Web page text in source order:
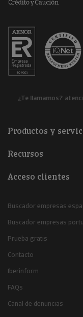
¿Te llamamos?
Productos y
Recursos
Acceso clientes
Buscador empresas
Buscador empresas
Prueba gratis
Contacto
Iberinform
FAQs
Canal de denuncias